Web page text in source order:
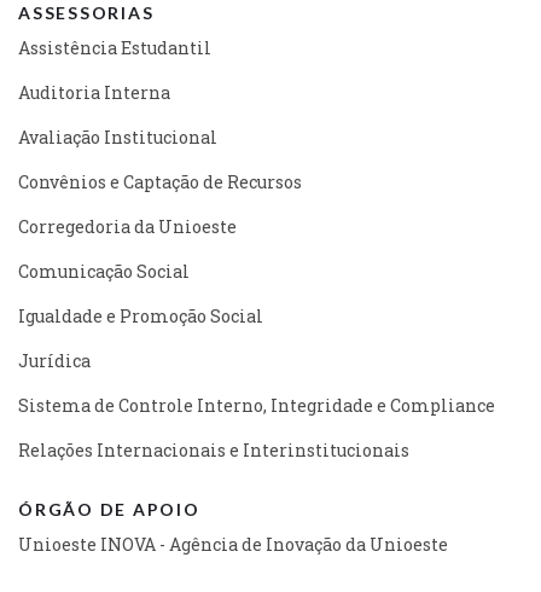
ASSESSORIAS
Assistência Estudantil
Auditoria Interna
Avaliação Institucional
Convênios e Captação de Recursos
Corregedoria da Unioeste
Comunicação Social
Igualdade e Promoção Social
Jurídica
Sistema de Controle Interno, Integridade e Compliance
Relações Internacionais e Interinstitucionais
ÓRGÃO DE APOIO
Unioeste INOVA - Agência de Inovação da Unioeste